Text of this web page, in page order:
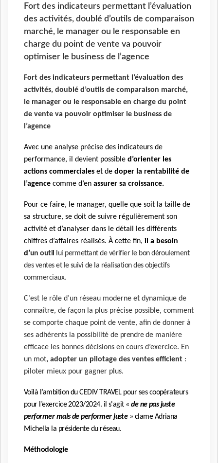
Fort des indicateurs permettant l’évaluation
des activités, doublé d’outils de comparaison
marché, le manager ou le responsable en
charge du point de vente va pouvoir
optimiser le business de l’agence
Fort des indicateurs permettant l’évaluation des
activités, doublé d’outils de comparaison marché,
le manager ou le responsable en charge du point
de vente va pouvoir optimiser le business de
l’agence
Avec une analyse précise des indicateurs de
performance, il devient possible d’orienter les
actions commerciales et de doper la rentabilité de
l’agence comme d’en assurer sa croissance.
Pour ce faire, le manager, quelle que soit la taille de
sa structure, se doit de suivre régulièrement son
activité et d’analyser dans le détail les différents
chiffres d’affaires réalisés. À cette fin, il a besoin
d’un outil
lui permettant de vérifier le bon déroulement
des ventes et le suivi de la réalisation des objectifs
commerciaux.
C’est le rôle d’un réseau moderne et dynamique de
connaître, de façon la plus précise possible, comment
se comporte chaque point de vente, afin de donner à
ses adhérents la possibilité de prendrede manière
efficace les bonnes décisions en cours d’exercice. En
un mot, adopter un pilotage des ventes efficient :
piloter mieux pour gagner plus.
Voilà l’ambition du CEDIV TRAVEL pour ses coopérateurs
pour l’exercice 2023/2024. il s'agit «de ne pas juste
performer mais de performer juste» clame Adriana
Michella la présidente du réseau.
Méthodologie